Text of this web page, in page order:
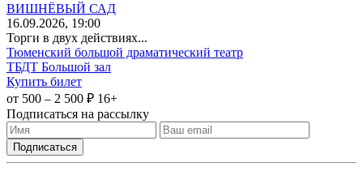
ВИШНЁВЫЙ САД
16.09.2026, 19:00
Торги в двух действиях...
Тюменский большой драматический театр
ТБДТ Большой зал
Купить билет
от 500 – 2 500 ₽ 16+
Подписаться на рассылку